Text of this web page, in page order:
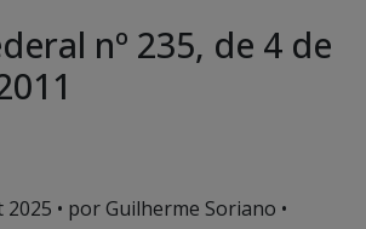
nº 235, de 4 de
2025 • por Guilherme Soriano •